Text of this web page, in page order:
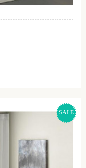
SALE